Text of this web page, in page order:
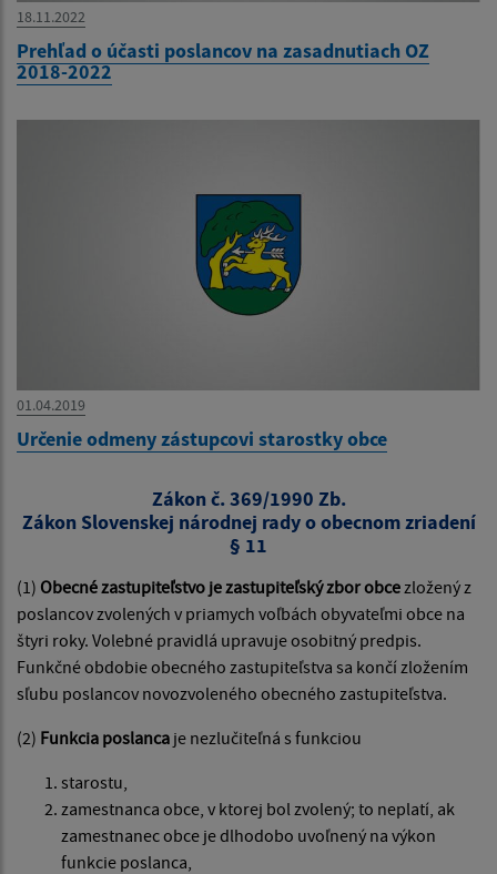
18.11.2022
Prehľad o účasti poslancov na zasadnutiach OZ
2018-2022
01.04.2019
Určenie odmeny zástupcovi starostky obce
Zákon č. 369/1990 Zb.
Zákon Slovenskej národnej rady o obecnom zriadení
§ 11
(1) Obecné zastupiteľstvo je zastupiteľský zbor obce zložený z
poslancov zvolených v priamych voľbách obyvateľmi obce na
štyri roky. Volebné pravidlá upravuje osobitný predpis.
Funkčné obdobie obecného zastupiteľstva sa končí zložením
sľubu poslancov novozvoleného obecného zastupiteľstva.
(2) Funkcia poslanca je nezlučiteľná s funkciou
starostu,
zamestnanca obce, v ktorej bol zvolený; to neplatí, ak
zamestnanec obce je dlhodobo uvoľnený na výkon
funkcie poslanca,